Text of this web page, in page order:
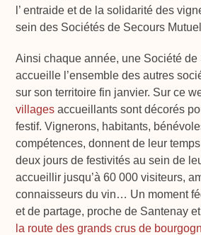
l’ entraide et de la solidarité des
sein des Sociétés de Secours
Ainsi chaque année, une Société
accueille l’ensemble des autres
sur son territoire fin janvier. Sur ce
villages accueillants sont décorés
festif. Vignerons, habitants,
compétences, donnent de leur
deux jours de festivités au sein de
accueillir jusqu’à 60 000 visiteurs,
connaisseurs du vin… Un moment
et de partage, proche de Santenay
la route des grands crus de